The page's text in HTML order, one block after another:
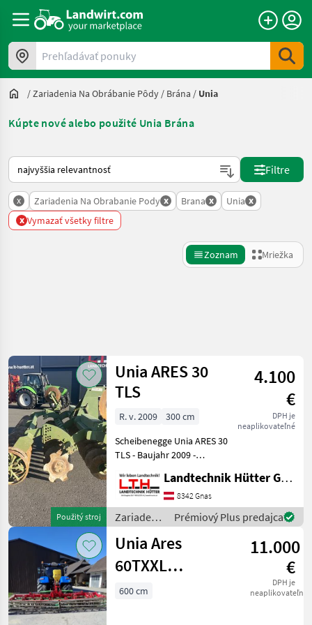
Prehľadávať ponuky
/Zariadenia Na Obrábanie Pôdy / Brána / Unia
Kúpte nové alebo použité Unia Brána
Takto sa vykonáva triedenie na Landwirt.com
Filtre
x Zariadenia Na Obrabanie Pody x Brana x Unia x
x Vymazať všetky filtre
Zoznam Mriežka
Kategória 4 Krajina Filtre
AKTUÁLNA
CESTA
poľnohospodárska
technika
Zariadenia
Na
Obrabanie
Pody
VYBRAŤ
KATEGÓRIU
Unia
Resetovať
Zobraziť
výsledkov
Použitý stroj
Unia ARES 30
TLS
4.100
€
DPH je
neaplikovateľné
R. v. 2009
300 cm
Scheibenegge Unia ARES 30
TLS - Baujahr 2009 -
ca. 1200 kg -
Scheibendurchmesser
430mm - Randscheiben
klappbar - mechanische Tie
Landtechnik Hütter GmbH & Co KG
8342 Gnas
Zariadenia
na
obrábanie
pôdy /
Unia
Prémiový Plus predajca
Unia Ares
60TXXL
Scheibenegge
11.000
€
DPH je
neaplikovateľné
600 cm